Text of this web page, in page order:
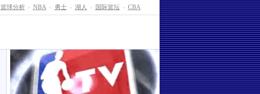
篮球分析 - NBA - 勇士 - 湖人 - 国际篮坛 - CBA